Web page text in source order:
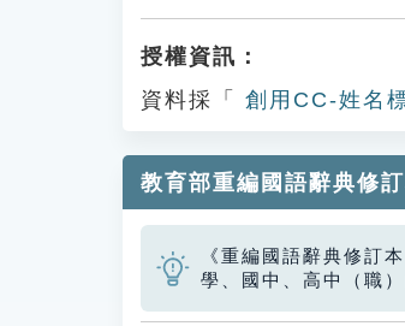
授權資訊：
資料採「
創用CC-姓名
教育部重編國語辭典修
《重編國語辭典修訂
學、國中、高中（職